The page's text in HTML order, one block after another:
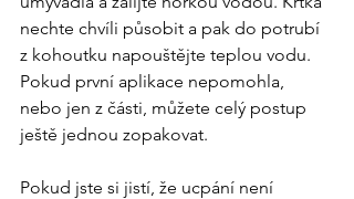
nechte chvíli působit a pak do potrubí
z kohoutku napouštějte teplou vodu.
Pokud první aplikace nepomohla,
nebo jen z části, můžete celý postup
ještě jednou zopakovat.
Pokud jste si jistí, že ucpání není